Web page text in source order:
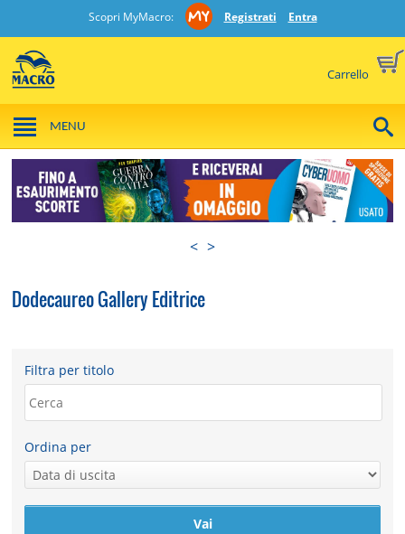
Scopri MyMacro: Registrati Entra
Carrello
MENU
< >
Dodecaureo Gallery Editrice
Filtra per titolo
Ordina per